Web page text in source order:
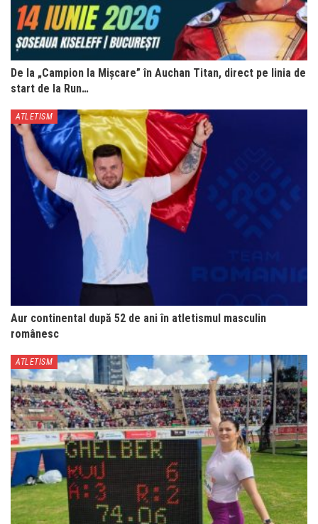
De la „Campion la Mișcare” în Auchan Titan, direct pe linia de
start de la Run…
ATLETISM
Aur continental după 52 de ani în atletismul masculin
românesc
ATLETISM